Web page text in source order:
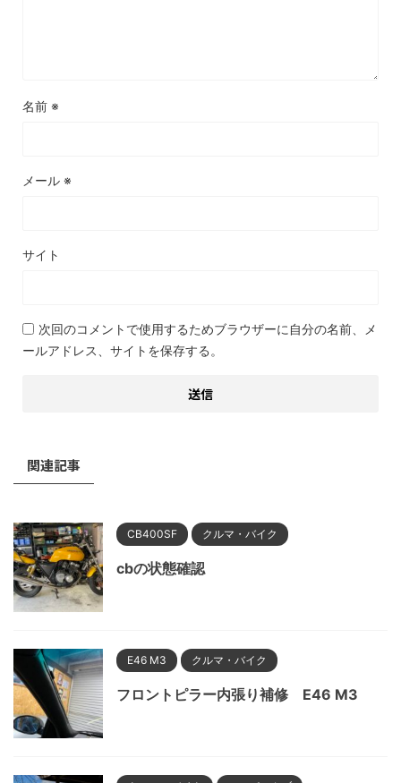
名前 ※
メール ※
サイト
次回のコメントで使用するためブラウザーに自分の名前、メ
ールアドレス、サイトを保存する。
関連記事
CB400SF クルマ・バイク
cbの状態確認
E46 M3 クルマ・バイク
フロントピラー内張り補修 E46 M3